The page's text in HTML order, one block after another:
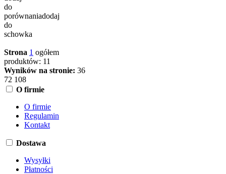
do
porównaniadodaj
do
schowka
Strona 1 ogółem
produktów: 11
Wyników na stronie: 36
72 108
O firmie
O firmie
Regulamin
Kontakt
Dostawa
Wysyłki
Płatności